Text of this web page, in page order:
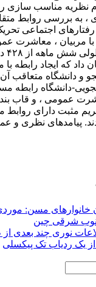
نظریه مناسب سازی
، به بررسی روابط
اجتماعی
با مربیان ، معاشرت
داد که ایجاد رابطه با
و دانشگاه متعاقب آن
دانشگاه رابطه
عمومی ، و قاب
مثبت دارای روابط
پیامدهای نظری و
مسن:
شرقی چین
نوری چند بعدی
یک ردیاب تک پیکسلی